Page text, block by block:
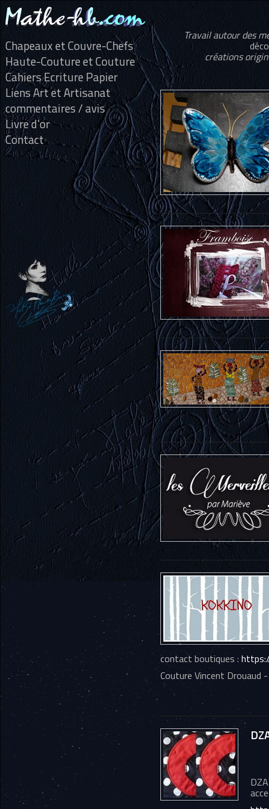
Chapeaux et Couvre-Chefs
Haute-Couture et Couture
Cahiers Ecriture Papier
Liens Art et Artisanat
commentaires / avis
Livre d'or
Contact
Travail autour des
créations
contact boutiques :
Couture Vincent Drouaud